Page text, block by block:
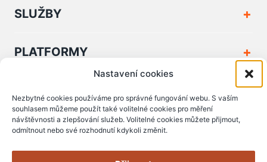
Nastavení cookies
Nezbytné cookies používáme pro správné fungování webu. S vaším
souhlasem můžeme použít také volitelné cookies pro měření
návštěvnosti a zlepšování služeb. Volitelné cookies můžete přijmout,
odmítnout nebo své rozhodnutí kdykoli změnit.
SLUŽBY
PLATFORMY
PODPORA A DOKUMENTY